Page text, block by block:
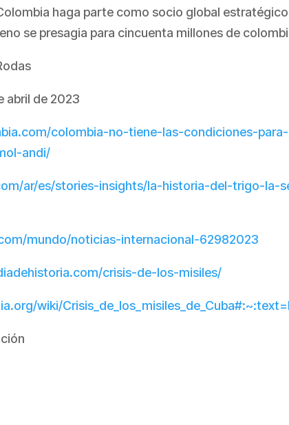
haga parte como socio global
se presagia para cincuenta millones de
abril de 2023
colombia-no-tiene-las-condiciones-
andi/
ar/es/stories-insights/la-historia-del-trigo-la-
mundo/noticias-internacional-62982023
crisis-de-los-misiles/
wiki/